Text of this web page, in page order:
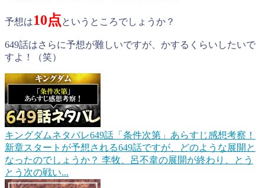
予想は10点というところでしょうか？
649話はさらに予想が難しいですが、かするくらいしたいで
すよ！（笑）
キングダムネタバレ649話「条件次第」あらすじ感想考察！
新章スタートが予想される649話ですが、どのような展開と
なったのでしょうか？ 李牧、呂不韋の展開が終わり、とう
とう次の戦い...